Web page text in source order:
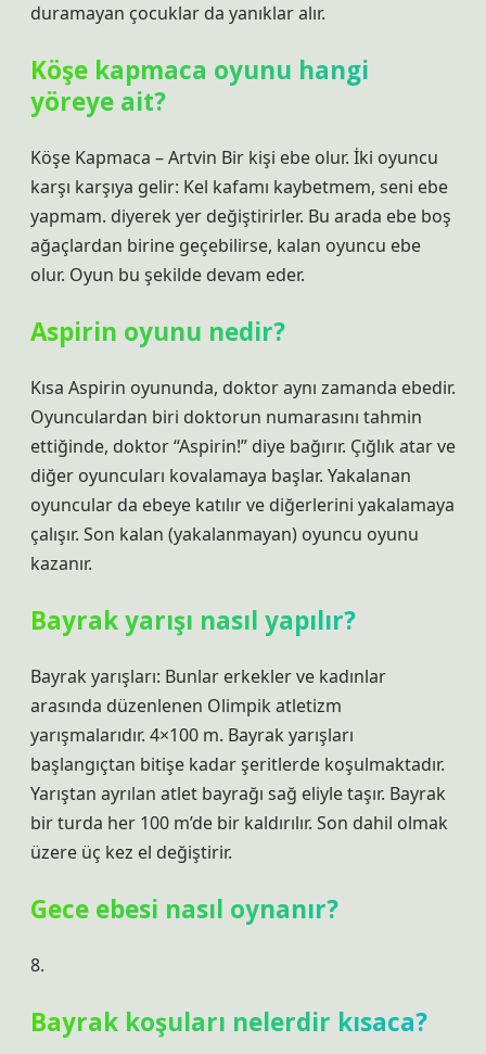
duramayan çocuklar da yanıklar alır.
Köşe kapmaca oyunu hangi
yöreye ait?
Köşe Kapmaca – Artvin Bir kişi ebe olur. İki oyuncu
karşı karşıya gelir: Kel kafamı kaybetmem, seni ebe
yapmam. diyerek yer değiştirirler. Bu arada ebe boş
ağaçlardan birine geçebilirse, kalan oyuncu ebe
olur. Oyun bu şekilde devam eder.
Aspirin oyunu nedir?
Kısa Aspirin oyununda, doktor aynı zamanda ebedir.
Oyunculardan biri doktorun numarasını tahmin
ettiğinde, doktor “Aspirin!” diye bağırır. Çığlık atar ve
diğer oyuncuları kovalamaya başlar. Yakalanan
oyuncular da ebeye katılır ve diğerlerini yakalamaya
çalışır. Son kalan (yakalanmayan) oyuncu oyunu
kazanır.
Bayrak yarışı nasıl yapılır?
Bayrak yarışları: Bunlar erkekler ve kadınlar
arasında düzenlenen Olimpik atletizm
yarışmalarıdır. 4×100 m. Bayrak yarışları
başlangıçtan bitişe kadar şeritlerde koşulmaktadır.
Yarıştan ayrılan atlet bayrağı sağ eliyle taşır. Bayrak
bir turda her 100 m’de bir kaldırılır. Son dahil olmak
üzere üç kez el değiştirir.
Gece ebesi nasıl oynanır?
8.
Bayrak koşuları nelerdir kısaca?